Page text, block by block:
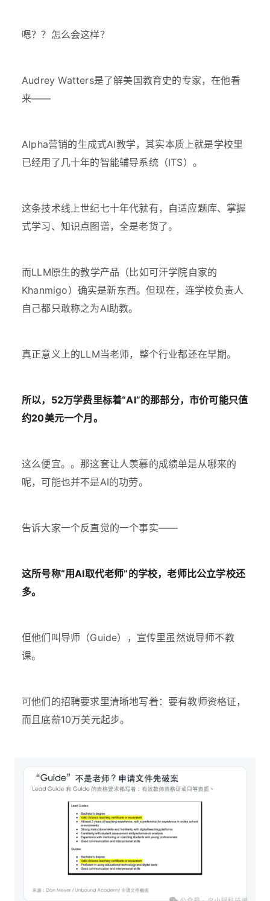
嗯？？怎么会这样？
Audrey Watters是了解美国教育史的专家，在他看
来——
Alpha营销的生成式AI教学，其实本质上就是学校里
已经用了几十年的智能辅导系统（ITS）。
这条技术线上世纪七十年代就有，自适应题库、掌握
式学习、知识点图谱，全是老货了。
而LLM原生的教学产品（比如可汗学院自家的
Khanmigo）确实是新东西。但现在，连学校负责人
自己都只敢称之为AI助教。
真正意义上的LLM当老师，整个行业都还在早期。
所以，52万学费里标着“AI”的那部分，市价可能只值
约20美元一个月。
这么便宜。。那这套让人羡慕的成绩单是从哪来的
呢，可能也并不是AI的功劳。
告诉大家一个反直觉的一个事实——
这所号称“用AI取代老师”的学校，老师比公立学校还
多。
但他们叫导师（Guide），宣传里虽然说导师不教
课。
可他们的招聘要求里清晰地写着：要有教师资格证，
而且底薪10万美元起步。